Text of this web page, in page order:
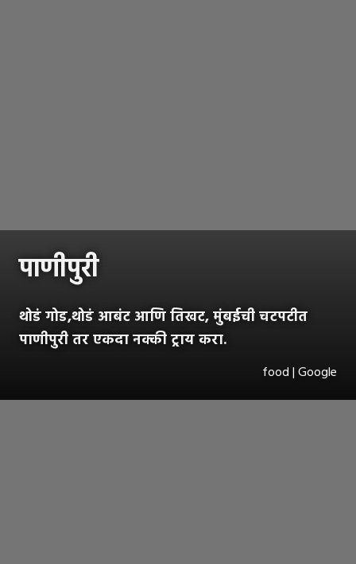
पाणीपुरी
थोडं गोड,थोडं आबंट आणि तिखट, मुंबईची चटपटीत
पाणीपुरी तर एकदा नक्की ट्राय करा.
food | Google